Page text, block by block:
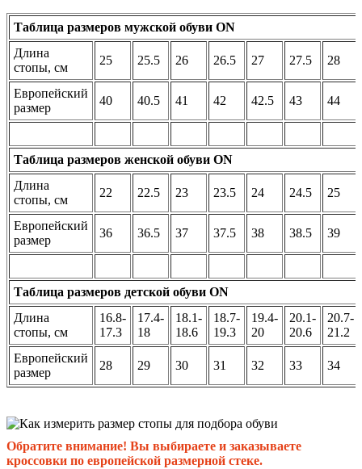
Таблица размеров мужской обуви ON
Длина
стопы, см
25 25.5 26 26.5 27 27.5 28
Европейский
размер
40 40.5 41 42 42.5 43 44
Таблица размеров женской обуви ON
Длина
стопы, см
22 22.5 23 23.5 24 24.5 25
Европейский
размер
36 36.5 37 37.5 38 38.5 39
Таблица размеров детской обуви ON
Длина
стопы, см
16.8-
17.3
17.4-
18
18.1-
18.6
18.7-
19.3
19.4-
20
20.1-
20.6
20.7-
21.2
Европейский
размер
28 29 30 31 32 33 34
Обратите внимание! Вы выбираете и заказываете
кроссовки по европейской размерной стеке.